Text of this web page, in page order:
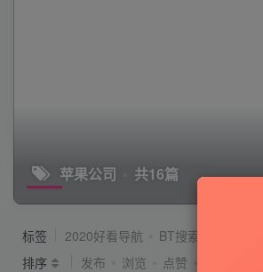
苹果公司 共16篇
标签 2020好看导航 BT搜索
排序
发布 浏览 点赞